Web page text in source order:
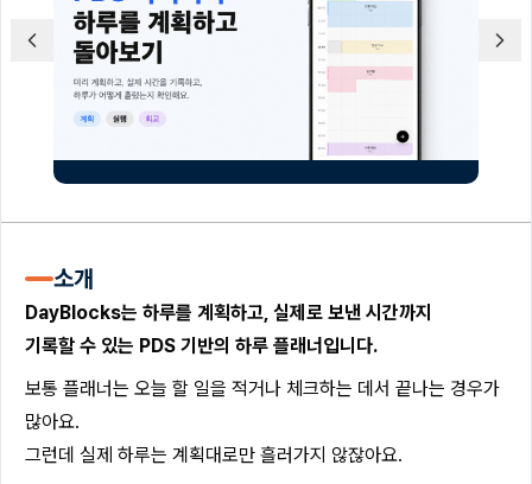
소개
DayBlocks는 하루를 계획하고, 실제로 보낸 시간까지
기록할 수 있는 PDS 기반의 하루 플래너입니다.
보통 플래너는 오늘 할 일을 적거나 체크하는 데서 끝나는 경우가
많아요.
그런데 실제 하루는 계획대로만 흘러가지 않잖아요.